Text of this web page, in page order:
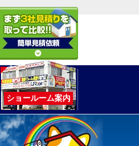
ショールーム案内